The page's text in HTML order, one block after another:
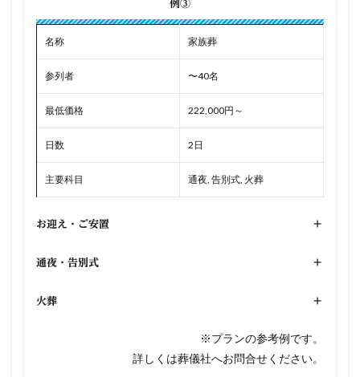
例③
名称 家族葬
参列者 〜40名
最低価格 222,000円～
日数 2日
主要科目 通夜, 告別式, 火葬
お迎え・ご安置 +
通夜・告別式 +
火葬 +
※プランの参考例です。
詳しくは葬儀社へお問合せください。